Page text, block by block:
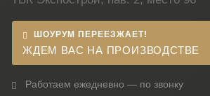
ШОУРУМ ПЕРЕЕЗЖАЕТ!
ЖДЕМ ВАС НА ПРОИЗВОДСТВЕ
Работаем ежедневно — по звонку